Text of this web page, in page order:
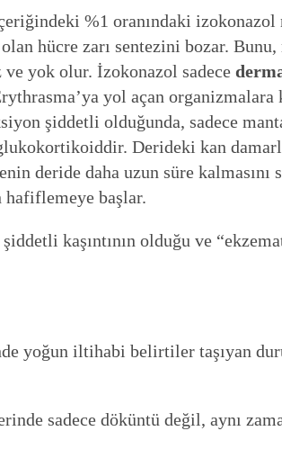
%1 oranındaki
hücre zarı sentezini bozar.
ve yok olur. İzokonazol sadece
yol açan
şiddetli olduğunda, sadece
Derideki kan
deride daha uzun süre kalmasını
başlar.
kaşıntının olduğu ve
yoğun iltihabi belirtiler taşıyan
sadece döküntü değil, aynı